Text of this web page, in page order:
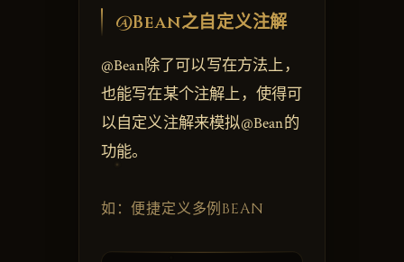
@Bean之自定义注解
@Bean除了可以写在方法上，
也能写在某个注解上，使得可
以自定义注解来模拟@Bean的
功能。
如：便捷定义多例BEAN